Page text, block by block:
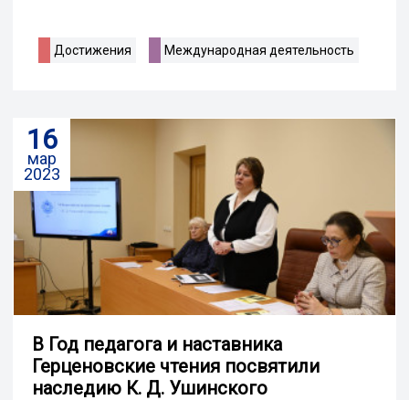
Достижения Международная деятельность
16
мар
2023
В Год педагога и наставника
Герценовские чтения посвятили
наследию К. Д. Ушинского